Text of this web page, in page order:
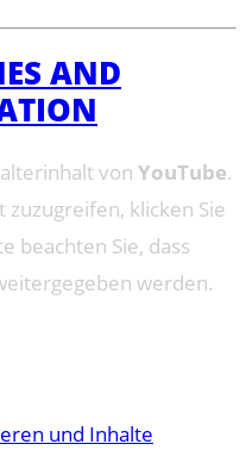
AND
von YouTube.
klicken Sie
beachten Sie, dass
werden.
und Inhalte